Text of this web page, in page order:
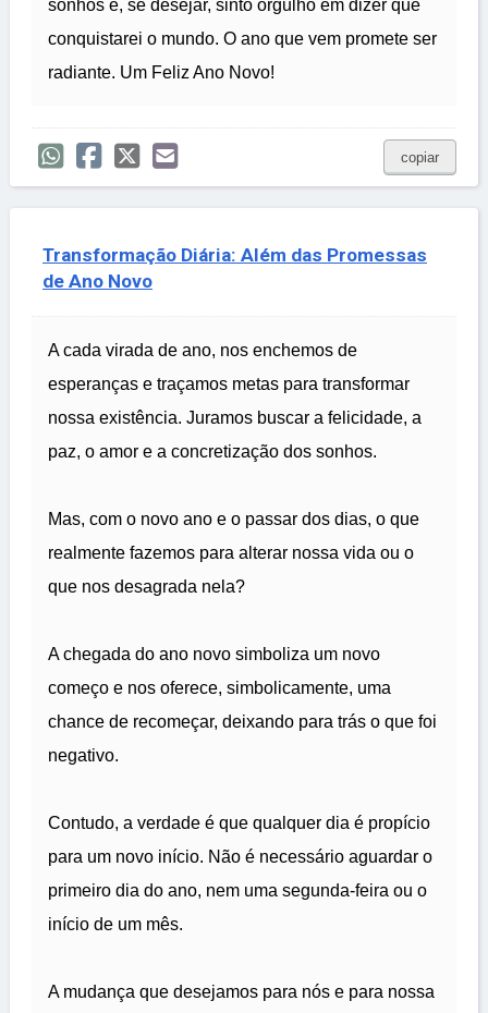
sonhos e, se desejar, sinto orgulho em dizer que
conquistarei o mundo. O ano que vem promete ser
radiante. Um Feliz Ano Novo!
copiar
Transformação Diária: Além das Promessas
de Ano Novo
A cada virada de ano, nos enchemos de
esperanças e traçamos metas para transformar
nossa existência. Juramos buscar a felicidade, a
paz, o amor e a concretização dos sonhos.
Mas, com o novo ano e o passar dos dias, o que
realmente fazemos para alterar nossa vida ou o
que nos desagrada nela?
A chegada do ano novo simboliza um novo
começo e nos oferece, simbolicamente, uma
chance de recomeçar, deixando para trás o que foi
negativo.
Contudo, a verdade é que qualquer dia é propício
para um novo início. Não é necessário aguardar o
primeiro dia do ano, nem uma segunda-feira ou o
início de um mês.
A mudança que desejamos para nós e para nossa